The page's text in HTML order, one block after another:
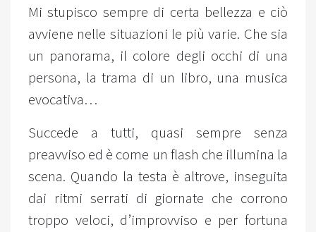
Mi stupisco sempre di certa bellezza e ciò
avviene nelle situazioni le più varie. Che sia
un panorama, il colore degli occhi di una
persona, la trama di un libro, una musica
evocativa…
Succede a tutti, quasi sempre senza
preavviso ed è come un flash che illumina la
scena. Quando la testa è altrove, inseguita
dai ritmi serrati di giornate che corrono
troppo veloci, d’improvviso e per fortuna